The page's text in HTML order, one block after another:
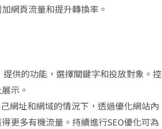
網頁流量和提升轉換率。
供的功能，選擇關鍵字和投放對象。控
示。
網址和網域的情況下，透過優化網站內
更多有機流量。持續進行SEO優化可為